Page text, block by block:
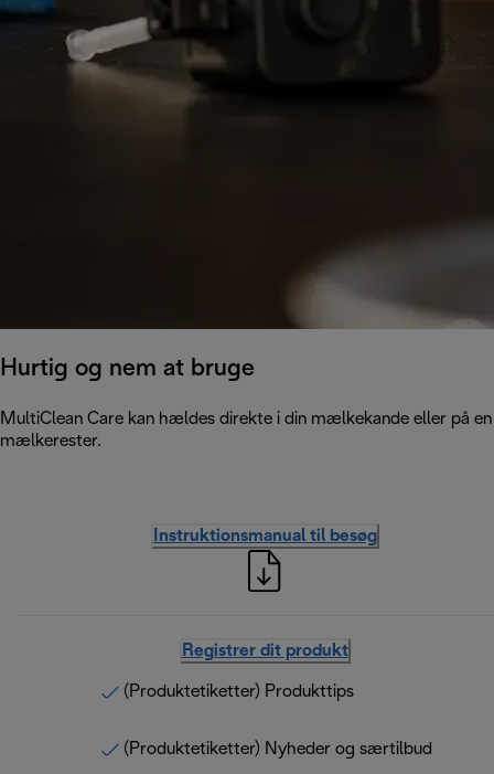
Hurtig og nem at bruge
MultiClean Care kan hældes direkte i din mælkekande eller på
mælkerester.
Instruktionsmanual til besøg
Registrer dit produkt
(Produktetiketter) Produkttips
(Produktetiketter) Nyheder og særtilbud